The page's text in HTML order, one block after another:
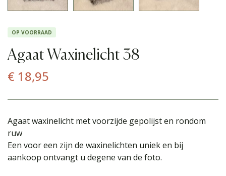
OP VOORRAAD
Agaat Waxinelicht 38
€ 18,95
Agaat waxinelicht met voorzijde gepolijst en rondom
ruw
Een voor een zijn de waxinelichten uniek en bij
aankoop ontvangt u degene van de foto.